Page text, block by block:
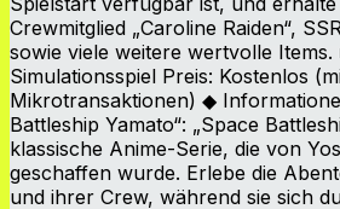
Crewmitglied „Caroline Raiden“,
sowie viele weitere wertvolle Items.
Simulationsspiel Preis: Kostenlos
Mikrotransaktionen) ◆
Battleship Yamato“: „Space
klassische Anime-Serie, die von
geschaffen wurde. Erlebe die
und ihrer Crew, während sie sich